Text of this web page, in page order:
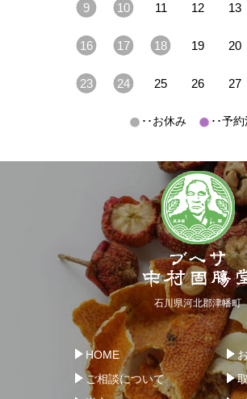
9 10 11 12 13
16 17 18 19 20
23 24 25 26 27
･･お休み ･･予
石川県河北郡津幡町
HOME
ご相談について